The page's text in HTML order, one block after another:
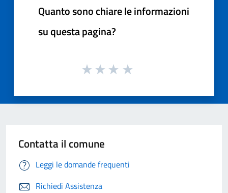
Quanto sono chiare le informazioni
su questa pagina?
Contatta il comune
Leggi le domande frequenti
Richiedi Assistenza